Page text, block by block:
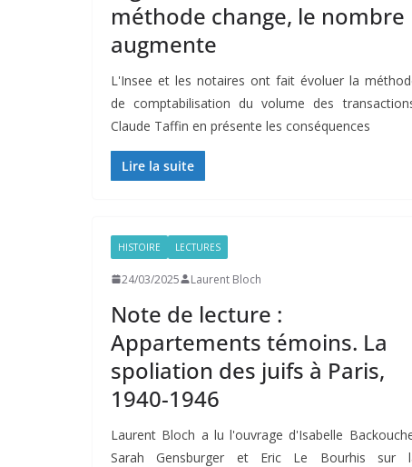
méthode change, le nombre
augmente
L'Insee et les notaires ont fait évoluer la
de comptabilisation du volume des
Claude Taffin en présente les conséquences
Lire la suite
HISTOIRE LECTURES
24/03/2025 Laurent Bloch
Note de lecture :
Appartements témoins. La
spoliation des juifs à Paris,
1940-1946
Laurent Bloch a lu l'ouvrage d'Isabelle
Sarah Gensburger et Eric Le Bourhis sur